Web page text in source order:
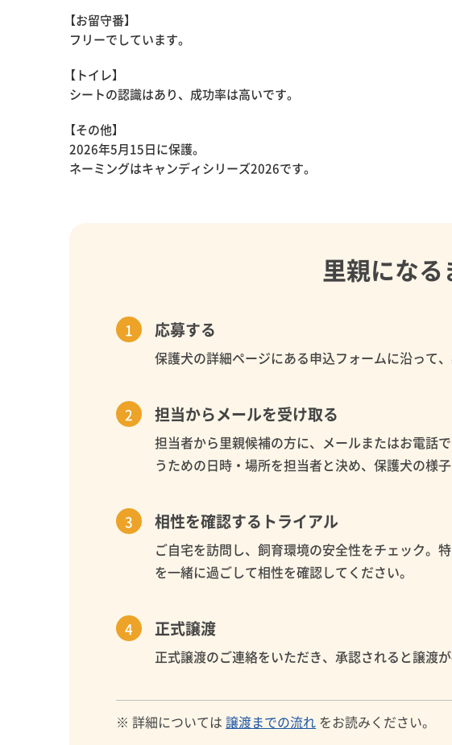
【お留守番】
フリーでしています。
【トイレ】
シートの認識はあり、成功率は高いです。
【その他】
2026年5月15日に保護。
ネーミングはキャンディシリーズ2026です。
里親にな
応募する
保護犬の詳細ページにある申込フォームに沿って
担当からメールを受け取る
担当者から里親候補の方に、メールまたはお電話
うための日時・場所を担当者と決め、保護犬の様
相性を確認するトライアル
ご自宅を訪問し、飼育環境の安全性をチェック。
を一緒に過ごして相性を確認してください。
正式譲渡
正式譲渡のご連絡をいただき、承認されると譲渡が
※ 詳細については譲渡までの流れ をお読みください。